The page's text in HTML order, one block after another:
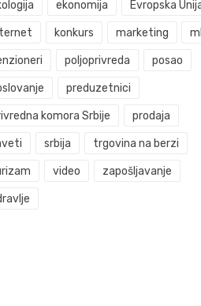
ekonomija Evropska
konkurs marketing
poljoprivreda posao
preduzetnici
komora Srbije prodaja
srbija trgovina na berzi
video zapošljavanje